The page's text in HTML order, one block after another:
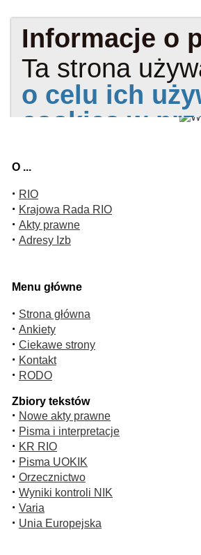
O ...
· RIO
· Krajowa Rada RIO
· Akty prawne
· Adresy Izb
Menu główne
· Strona główna
· Ankiety
· Ciekawe strony
· Kontakt
· RODO
Zbiory tekstów
· Nowe akty prawne
· Pisma i interpretacje
· KR RIO
· Pisma UOKIK
· Orzecznictwo
· Wyniki kontroli NIK
· Varia
· Unia Europejska